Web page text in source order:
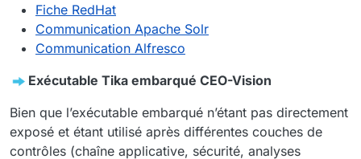
Fiche RedHat
Communication Apache Solr
Communication Alfresco
Exécutable Tika embarqué CEO-Vision
Bien que l’exécutable embarqué n’étant pas directement
exposé et étant utilisé après différentes couches de
contrôles (chaîne applicative, sécurité, analyses